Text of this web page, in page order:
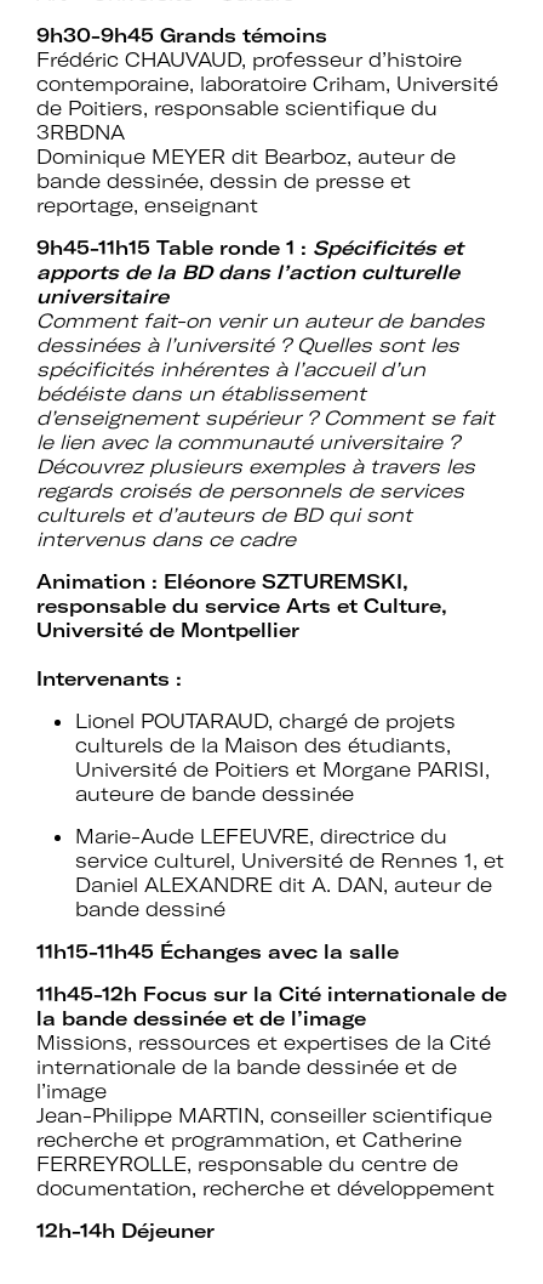
Adhérer à Art + Université + Culture,
c’est :
Bénéficier d’informations suivies et
d’expertises sur l’action culturelle dans
le cadre spécifique de l’enseignement
supérieur.
Profiter de temps de rencontre et
d’échange avec les acteurs des
politiques culturelles dans les
établissements et avec des
intervenants professionnels extérieurs.
Faire partie d’un réseau qui assure
l’interface et le relais avec d’autres
réseaux professionnels, le ministère de
l’Enseignement supérieur et de la
Recherche, le ministère de la Culture
Participer à des actions collectives qui
permettent de faire progresser la
connaissance et la mise en œuvre des
établissements.
Espace
adhérent
Devenir adhérent
Mot de passe
Se souvenir de
moi
9h30-9h45 Grands témoins
Frédéric CHAUVAUD, professeur d’histoire
contemporaine, laboratoire Criham, Université
de Poitiers, responsable scientifique du
3RBDNA
Dominique MEYER dit Bearboz, auteur de
bande dessinée, dessin de presse et
reportage, enseignant
9h45-11h15 Table ronde 1 : Spécificités et
apports de la BD dans l’action culturelle
universitaire
Comment fait-on venir un auteur de bandes
dessinées à l’université ? Quelles sont les
spécificités inhérentes à l’accueil d’un
bédéiste dans un établissement
d’enseignement supérieur ? Comment se fait
le lien avec la communauté universitaire ?
Découvrez plusieurs exemples à travers les
regards croisés de personnels de services
culturels et d’auteurs de BD qui sont
intervenus dans ce cadre
Animation : Eléonore SZTUREMSKI,
responsable du service Arts et Culture,
Université de Montpellier
Intervenants :
Lionel POUTARAUD, chargé de projets
culturels de la Maison des étudiants,
Université de Poitiers et Morgane PARISI,
auteure de bande dessinée
Marie-Aude LEFEUVRE, directrice du
service culturel, Université de Rennes 1, et
Daniel ALEXANDRE dit A. DAN, auteur de
bande dessiné
11h15-11h45 Échanges avec la salle
11h45-12h Focus sur la Cité internationale de
la bande dessinée et de l’image
Missions, ressources et expertises de la Cité
internationale de la bande dessinée et de
l’image
Jean-Philippe MARTIN, conseiller scientifique
recherche et programmation, et Catherine
FERREYROLLE, responsable du centre de
documentation, recherche et développement
12h-14h Déjeuner